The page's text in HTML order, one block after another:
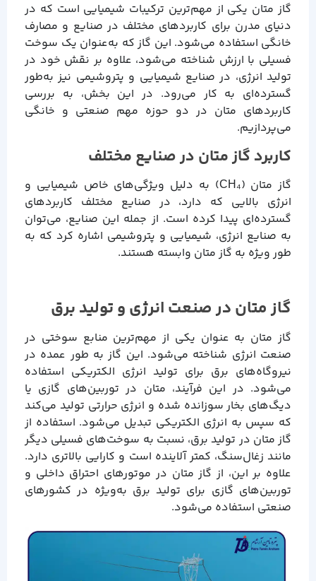
گاز متان یکی از مهم‌ترین ترکیبات شیمیایی است که در
دنیای مدرن برای کاربردهای مختلف در صنایع و مصارف
خانگی استفاده می‌شود. این گاز که به‌عنوان یک سوخت
فسیلی با ارزش شناخته می‌شود، علاوه بر نقش خود در
تولید انرژی، در صنایع شیمیایی و پتروشیمی نیز به‌طور
گسترده‌ای به کار می‌رود. در این بخش، به بررسی
کاربردهای متان در دو حوزه مهم صنعتی و خانگی
می‌پردازیم.
کاربرد گاز متان در صنایع مختلف
گاز متان (CH₄) به دلیل ویژگی‌های خاص شیمیایی و
انرژی بالایی که دارد، در صنایع مختلف کاربردهای
گسترده‌ای پیدا کرده است. از جمله این صنایع، می‌توان
به صنایع انرژی، شیمیایی و پتروشیمی اشاره کرد که به
طور ویژه به گاز متان وابسته هستند.
گاز متان در صنعت انرژی و تولید برق
گاز متان به عنوان یکی از مهم‌ترین منابع سوختی در
صنعت انرژی شناخته می‌شود. این گاز به طور عمده در
نیروگاه‌های برق برای تولید انرژی الکتریکی استفاده
می‌شود. در این فرآیند، متان در توربین‌های گازی یا
دیگ‌های بخار سوزانده شده و انرژی حرارتی تولید می‌کند
که سپس به انرژی الکتریکی تبدیل می‌شود. استفاده از
گاز متان در تولید برق، نسبت به سوخت‌های فسیلی دیگر
مانند زغال‌سنگ، کمتر آلاینده است و کارایی بالاتری دارد.
علاوه بر این، از گاز متان در موتورهای احتراق داخلی و
توربین‌های گازی برای تولید برق به‌ویژه در کشورهای
صنعتی استفاده می‌شود.